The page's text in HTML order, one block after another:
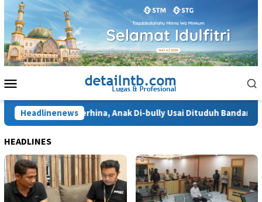
Loncat
konten
Mobile
Headlinenews
Hilda Ngaku Terhina, Anak Di-bully Usai Dituduh Bandar Narkoba
HEADLINES